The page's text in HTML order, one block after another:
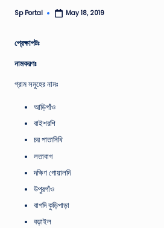
Posted
Sp Portal May 18, 2019
প্রেক্ষাপটঃ
নামকরণঃ
গ্রাম সমুহের নামঃ
আড়িগাঁও
বাইশরশি
চর পাতানিধি
লতাবাগ
দক্ষিণ গোয়ালদি
উপুরগাঁও
বাগদি কুড়িপাড়া
বড়াইল